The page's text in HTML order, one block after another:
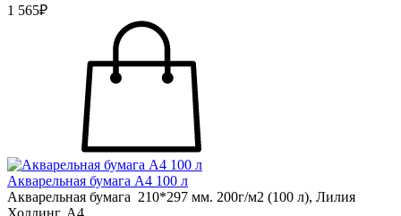
1 565₽
Акварельная бумага А4 100 л
Акварельная бумага 210*297 мм. 200г/м2 (100 л), Лилия
Холдинг, А4.